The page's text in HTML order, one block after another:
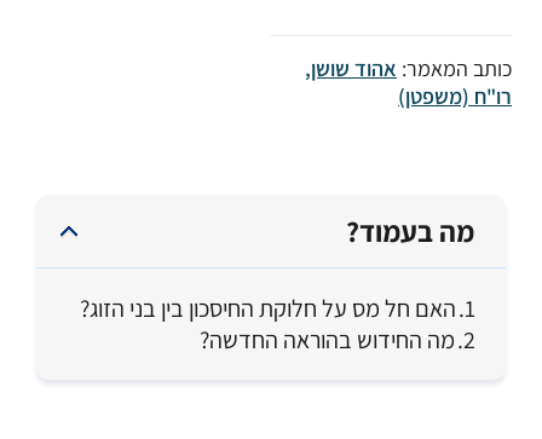
כותב המאמר: אהוד שושן,
רו"ח (משפטן)
מה בעמוד?
האם חל מס על חלוקת החיסכון בין בני הזוג?
מה החידוש בהוראה החדשה?